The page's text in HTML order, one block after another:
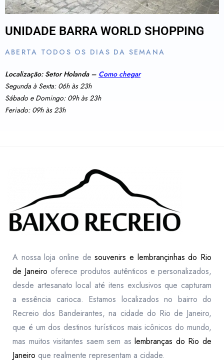
UNIDADE BARRA WORLD SHOPPING
ABERTA TODOS OS DIAS DA SEMANA
Localização: Setor Holanda – Como chegar
Segunda à Sexta: 06h às 23h
Sábado e Domingo: 09h às 23h
Feriado: 09h às 23h
A nossa loja online desouvenirs e lembrançinhas do Rio
de Janeiro oferece produtos autênticos e personalizados,
desde artesanato local até itens exclusivos que capturam
a essência carioca. Estamos localizados no bairro do
Recreio dos Bandeirantes, na cidade do Rio de Janeiro,
que é um dos destinos turísticos mais icônicos do mundo,
mas muitos visitantes saem sem aslembranças do Rio de
Janeiro que realmente representam a cidade.